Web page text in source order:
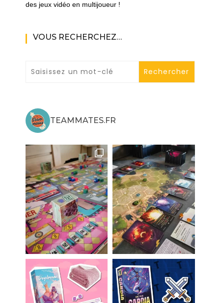
des jeux vidéo en multijoueur !
VOUS RECHERCHEZ…
TEAMMATES.FR